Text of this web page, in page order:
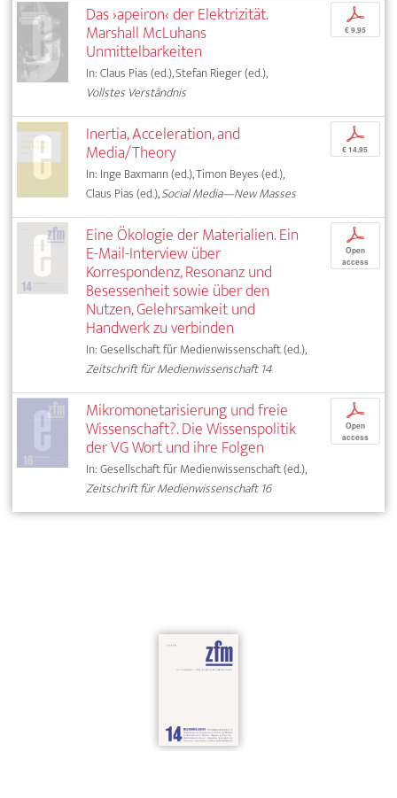
Das ›apeiron‹ der Elektrizität.
Marshall McLuhans
Unmittelbarkeiten
In: Claus Pias (ed.), Stefan Rieger (ed.),
Vollstes Verständnis
p
€ 9,95
Inertia, Acceleration, and
Media/Theory
In: Inge Baxmann (ed.), Timon Beyes (ed.),
Claus Pias (ed.),Social Media—New Masses
p
€ 14,95
Eine Ökologie der Materialien. Ein
E-Mail-Interview über
Korrespondenz, Resonanz und
Besessenheit sowie über den
Nutzen, Gelehrsamkeit und
Handwerk zu verbinden
In: Gesellschaft für Medienwissenschaft (ed.),
Zeitschrift für Medienwissenschaft 14
p
Open
access
Mikromonetarisierung und freie
Wissenschaft?. Die Wissenspolitik
der VG Wort und ihre Folgen
In: Gesellschaft für Medienwissenschaft (ed.),
Zeitschrift für Medienwissenschaft 16
p
Open
access